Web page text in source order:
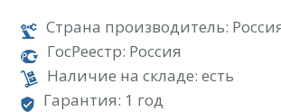
УБ.
Страна производитель:
ГосРеестр: Россия
Наличие на складе: есть
Гарантия: 1 год